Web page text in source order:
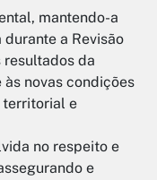
mantendo-a
a Revisão
da
novas condições
territorial e
no respeito e
e